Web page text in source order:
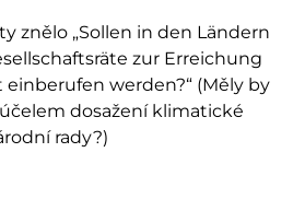
znělo „Sollen in den Ländern
zur Erreichung
werden?“ (Měly by
dosažení klimatické
rady?)